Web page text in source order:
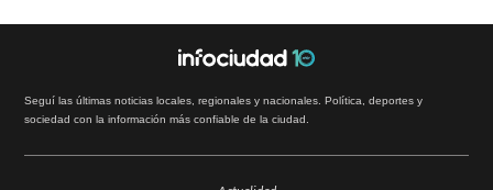
Seguí las últimas noticias locales, regionales y nacionales. Política, deportes y
sociedad con la información más confiable de la ciudad.